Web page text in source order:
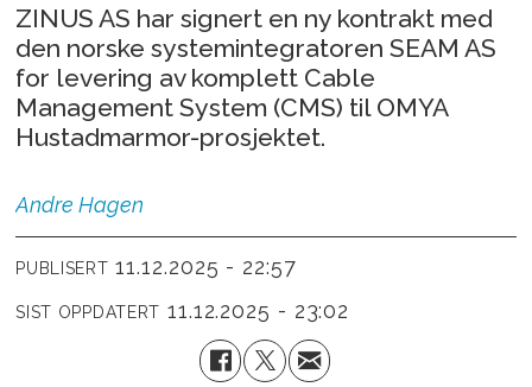
ZINUS AS har signert en ny kontrakt med
den norske systemintegratoren SEAM AS
for levering av komplett Cable
Management System (CMS) til OMYA
Hustadmarmor-prosjektet.
Andre Hagen
PUBLISERT 11.12.2025 - 22:57
SIST OPPDATERT 11.12.2025 - 23:02